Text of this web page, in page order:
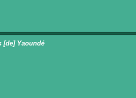
[de] Yaoundé